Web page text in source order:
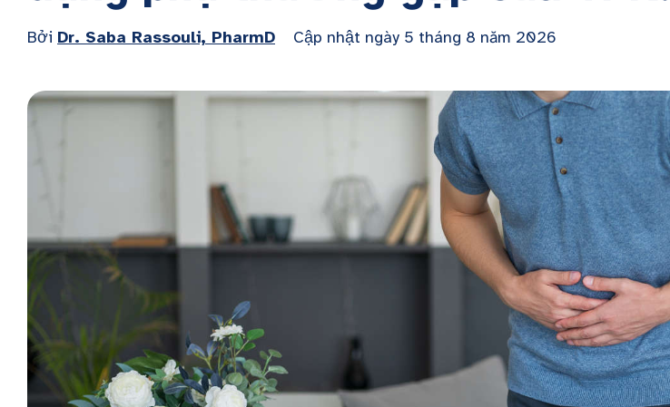
Bởi Dr. Saba Rassouli, PharmD Cập nhật ngày 5 tháng 8 năm 2026